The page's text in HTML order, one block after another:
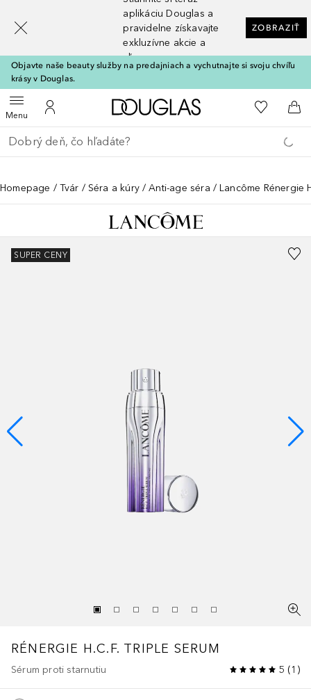
aplikáciu Douglas a
pravidelne získavajte
exkluzívne akcie a
zľavy
ZOBRAZIŤ
Objavte naše beauty služby na predajniach a vychutnajte si svoju chvíľu
krásy v Douglas.
MenuOtvoriť menuDo môjho účtu
Domov Do môjho
Do
Choď späť
Vykonajte vyhľadávanie
Homepage Tvár Séra a kúry Anti-age séra Lancôme Rénergie
SUPER CENY
RÉNERGIE H.C.F. TRIPLE SERUM
Sérum proti starnutiu 5 (1 )
[navigation.slideout.screenreader]